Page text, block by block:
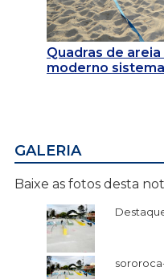
Quadras de
moderno
GALERIA
Baixe as fotos desta